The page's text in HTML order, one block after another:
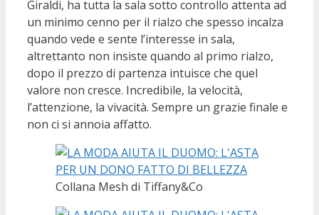
Giraldi, ha tutta la sala sotto controllo attenta ad
un minimo cenno per il rialzo che spesso incalza
quando vede e sente l’interesse in sala,
altrettanto non insiste quando al primo rialzo,
dopo il prezzo di partenza intuisce che quel
valore non cresce. Incredibile, la velocità,
l’attenzione, la vivacità. Sempre un grazie finale e
non ci si annoia affatto.
Collana Mesh di Tiffany&Co